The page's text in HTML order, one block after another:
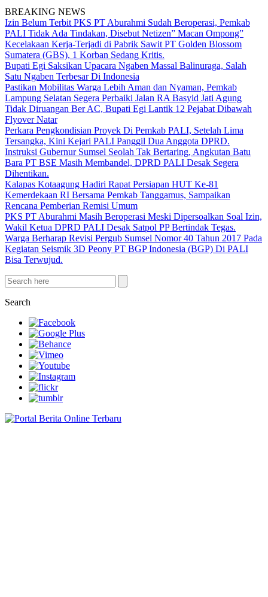
BREAKING NEWS
Izin Belum Terbit PKS PT Aburahmi Sudah Beroperasi, Pemkab
PALI Tidak Ada Tindakan, Disebut Netizen” Macan Ompong”
Kecelakaan Kerja-Terjadi di Pabrik Sawit PT Golden Blossom
Sumatera (GBS), 1 Korban Sedang Kritis.
Bupati Egi Saksikan Upacara Ngaben Massal Balinuraga, Salah
Satu Ngaben Terbesar Di Indonesia
Pastikan Mobilitas Warga Lebih Aman dan Nyaman, Pemkab
Lampung Selatan Segera Perbaiki Jalan RA Basyid Jati Agung
Tidak Diruangan Ber AC, Bupati Egi Lantik 12 Pejabat Dibawah
Flyover Natar
Perkara Pengkondisian Proyek Di Pemkab PALI, Setelah Lima
Tersangka, Kini Kejari PALI Panggil Dua Anggota DPRD.
Instruksi Gubernur Sumsel Seolah Tak Bertaring, Angkutan Batu
Bara PT BSE Masih Membandel, DPRD PALI Desak Segera
Dihentikan.
Kalapas Kotaagung Hadiri Rapat Persiapan HUT Ke-81
Kemerdekaan RI Bersama Pemkab Tanggamus, Sampaikan
Rencana Pemberian Remisi Umum
PKS PT Aburahmi Masih Beroperasi Meski Dipersoalkan Soal Izin,
Wakil Ketua DPRD PALI Desak Satpol PP Bertindak Tegas.
Warga Berharap Revisi Pergub Sumsel Nomor 40 Tahun 2017 Pada
Kegiatan Seismik 3D Peony PT BGP Indonesia (BGP) Di PALI
Bisa Terwujud.
Search